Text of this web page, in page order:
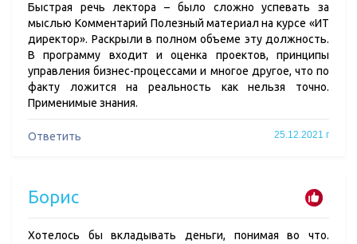
Быстрая речь лектора – было сложно успевать за
мыслью Комментарий Полезный материал на курсе «ИТ
директор». Раскрыли в полном объеме эту должность.
В программу входит и оценка проектов, принципы
управления бизнес-процессами и многое другое, что по
факту ложится на реальность как нельзя точно.
Применимые знания.
Ответить 25.12.2021 г
Борис
Хотелось бы вкладывать деньги, понимая во что.